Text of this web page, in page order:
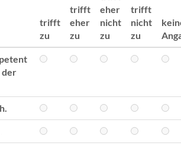
trifft
zu
trifft
eher
zu
eher
nicht
zu
trifft
nicht
zu
der